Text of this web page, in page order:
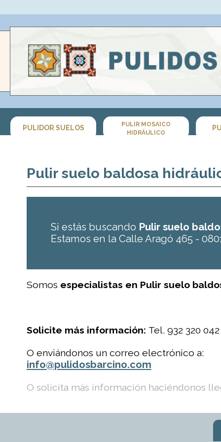
PULIDOR SUELOS
PULIR MOSAICO
HIDRÁULICO
Pulir suelo baldosa
Si estás buscando Pulir suelo
Estamos en la Calle Aragó 465 -
Somos especialistas en Pulir suelo
Solicite más información: Tel. 932 320
O enviándonos un correo electrónico a:
info@pulidosbarcino.com
O solicita más información haciéndonos